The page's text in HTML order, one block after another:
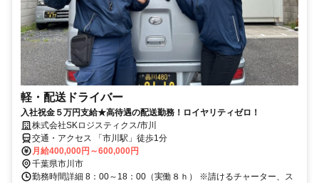
軽・配送ドライバー
入社祝金５万円支給★高待遇の配送勤務！ロイヤリティゼロ！
株式会社SKロジスティクス/市川
交通・アクセス 「市川駅」徒歩1分
月給400,000円～600,000円
千葉県市川市
勤務時間詳細 8：00～18：00（実働８ｈ） ※請けるチャーター、ス